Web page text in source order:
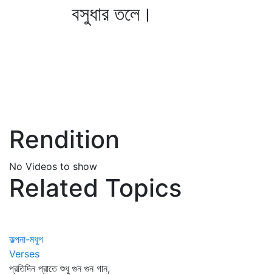
বসুধার তলে।
Rendition
No Videos to show
Related Topics
কল্পনা-মধুপ
Verses
প্রতিদিন প্রাতে শুধু গুন গুন গান,